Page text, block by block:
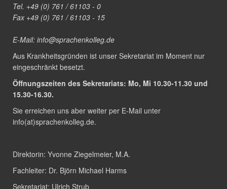
Tel. +49 (0) 761 / 61103 - 0
Fax +49 (0) 761 / 61103 - 15
E-Mail: info@sprachenkolleg.de
Aus Krankheitsgründen ist unser Sekretariat im Moment nur
eingeschränkt besetzt.
Öffnungszeiten des Sekretariats: Mo, Mi 10.30-11.30 und
15.30-16.30.
Sie erreichen uns aber weiter per E-Mail unter
info(at)sprachenkolleg.de.
Direktorin: Yvonne Ziegelmeier, M.A.
Fachleiter: Dr. Björn Michael Harms
Sekretariat: Ulrich Strub